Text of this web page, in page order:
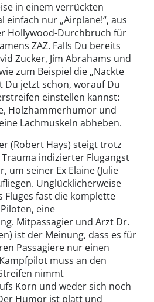
in einem verrückten
einfach nur „Airplane!“, aus
Hollywood-Durchbruch für
ZAZ. Falls Du bereits
Zucker, Jim Abrahams und
zum Beispiel die „Nackte
Du jetzt schon, worauf Du
einstellen kannst:
Holzhammerhumor und
Lachmuskeln abheben.
(Robert Hays) steigt trotz
indizierter Flugangst
um seiner Ex Elaine (Julie
Unglücklicherweise
Fluges fast die komplette
eine
Mitpassagier und Arzt Dr.
ist der Meinung, dass es für
Passagiere nur einen
muss an den
nimmt
Korn und weder sich noch
Humor ist platt und